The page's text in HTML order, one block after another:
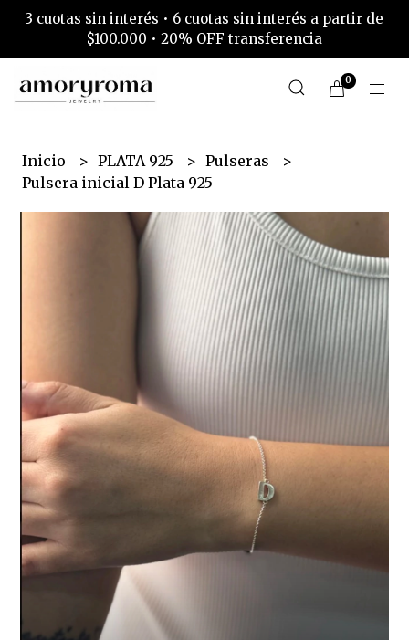
3 cuotas sin interés • 6 cuotas sin interés a partir de
$100.000 • 20% OFF transferencia
0
Inicio PLATA 925
Pulseras
Pulsera inicial D Plata 925